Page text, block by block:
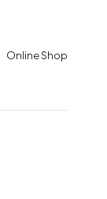
Online Shop